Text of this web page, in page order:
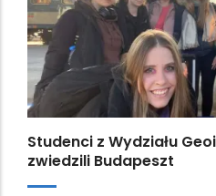
Studenci z Wydziału
zwiedzili Budapeszt